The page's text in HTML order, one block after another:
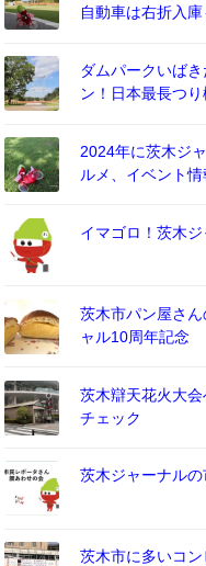
自動車は右折入
ダムパークいば
ン！日本最長つり
2024年に茨木ジ
ルメ、イベント
イマゴロ！茨木
茨木市パン屋さ
ャル10周年記念
茨木辯天花火大
チェック
茨木ジャーナルの
茨木市に多いコ